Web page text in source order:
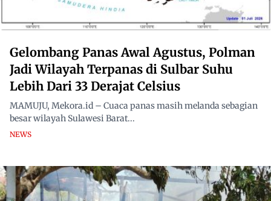
Gelombang Panas Awal Agustus, Polman
Jadi Wilayah Terpanas di Sulbar Suhu
Lebih Dari 33 Derajat Celsius
MAMUJU, Mekora.id – Cuaca panas masih melanda sebagian
besar wilayah Sulawesi Barat...
NEWS